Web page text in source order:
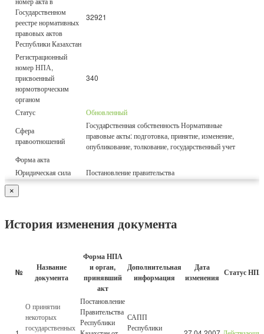
Государственном
реестре нормативных
правовых актов
Республики Казахстан
32921
Регистрационный
номер НПА,
присвоенный
нормотворческим
органом
340
Статус
Обновленный
Сфера
правоотношений
Госудаpственная собственность Нормативные
правовые акты: подготовка, принятие, изменение,
опубликование, толкование, государственный учет
Форма акта
Юридическая сила
Постановление правительства
×
История изменения документа
№
Название
документа
Форма НПА
и орган,
принявший
акт
Дополнительная
информация
Дата
изменения Статус НПА
О принятии
некоторых
государственных
Постановление
Правительства
Республики
САПП
Республики